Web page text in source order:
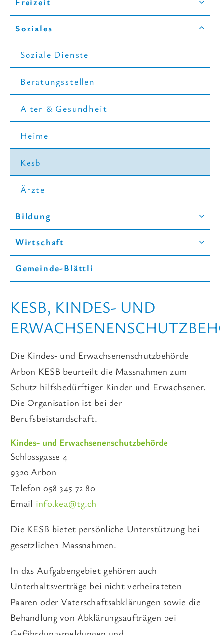
A-Z
Soziales
Soziale Dienste
Beratungsstellen
Alter & Gesundheit
Heime
Kesb
Ärzte
Bildung
Wirtschaft
Gemeinde-Blättli
KESB, KINDES- UND
Die Kindes- und Erwachsenenschutzbehörde
Arbon KESB beurteilt die Massnahmen zum
Schutz hilfsbedürftiger Kinder und Erwachsener.
Die Organisation ist bei der
Berufsbeistandschaft.
Kindes- und Erwachsenenschutzbehörde
Schlossgasse 4
9320 Arbon
Telefon 058 345 72 80
Email info.kea@tg.ch
Die KESB bietet persönliche Unterstützung bei
gesetzlichen Massnahmen.
In das Aufgabengebiet gehören auch
Unterhaltsverträge bei nicht verheirateten
Paaren oder Vaterschaftsabklärungen sowie die
Behandlung von Abklärungsaufträgen bei